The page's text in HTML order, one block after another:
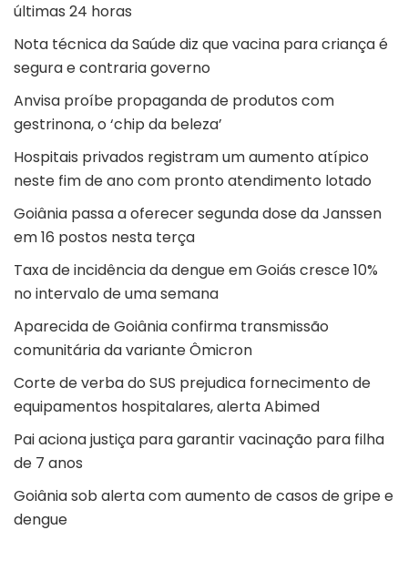
últimas 24 horas
Nota técnica da Saúde diz que vacina para criança é
segura e contraria governo
Anvisa proíbe propaganda de produtos com
gestrinona, o ‘chip da beleza’
Hospitais privados registram um aumento atípico
neste fim de ano com pronto atendimento lotado
Goiânia passa a oferecer segunda dose da Janssen
em 16 postos nesta terça
Taxa de incidência da dengue em Goiás cresce 10%
no intervalo de uma semana
Aparecida de Goiânia confirma transmissão
comunitária da variante Ômicron
Corte de verba do SUS prejudica fornecimento de
equipamentos hospitalares, alerta Abimed
Pai aciona justiça para garantir vacinação para filha
de 7 anos
Goiânia sob alerta com aumento de casos de gripe e
dengue